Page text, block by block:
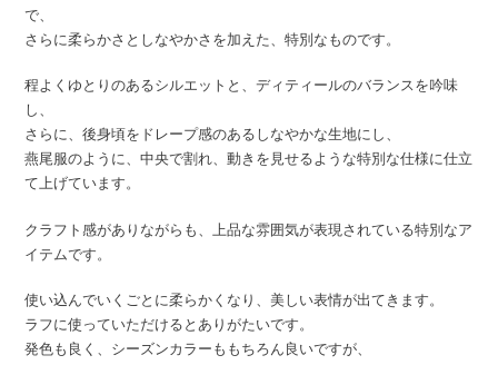
で、
さらに柔らかさとしなやかさを加えた、特別なものです。
程よくゆとりのあるシルエットと、ディティールのバランスを吟味
し、
さらに、後身頃をドレープ感のあるしなやかな生地にし、
燕尾服のように、中央で割れ、動きを見せるような特別な仕様に仕立
て上げています。
クラフト感がありながらも、上品な雰囲気が表現されている特別なア
イテムです。
使い込んでいくごとに柔らかくなり、美しい表情が出てきます。
ラフに使っていただけるとありがたいです。
発色も良く、シーズンカラーももちろん良いですが、